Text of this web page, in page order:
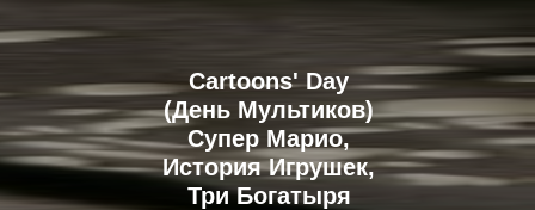
Cartoons' Day
(День Мультиков)
Супер Марио,
История Игрушек,
Три Богатыря